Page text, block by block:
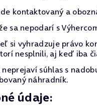
kontaktovaný a
sa nepodarí s
si vyhradzuje právo
nesplnili, aj keď iba
neprejaví súhlas s
náhradník.
údaje: